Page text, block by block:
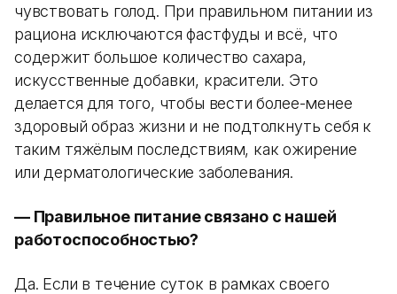
чувствовать голод. При правильном питании из
рациона исключаются фастфуды и всё, что
содержит большое количество сахара,
искусственные добавки, красители. Это
делается для того, чтобы вести более-менее
здоровый образ жизни и не подтолкнуть себя к
таким тяжёлым последствиям, как ожирение
или дерматологические заболевания.
— Правильное питание связано с нашей
работоспособностью?
Да. Если в течение суток в рамках своего